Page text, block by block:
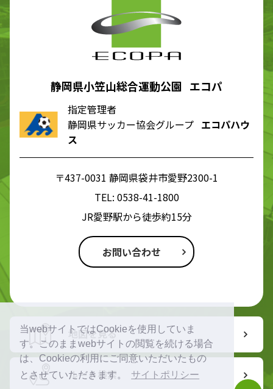
当webサイトではCookieを使用していま
す。このままwebサイトの閲覧を続ける場合
は、Cookieの利用にご同意いただいたもの
とさせていただきます。
サイトポリシー
静岡県小笠山総合運動公園 エコパ
指定管理者
静岡県サッカー協会グループ エコパハウ
ス
〒437-0031 静岡県袋井市愛野2300-1
TEL: 0538-41-1800
JR愛野駅から徒歩約15分
お問い合わせ
地図を見る
ルート検索